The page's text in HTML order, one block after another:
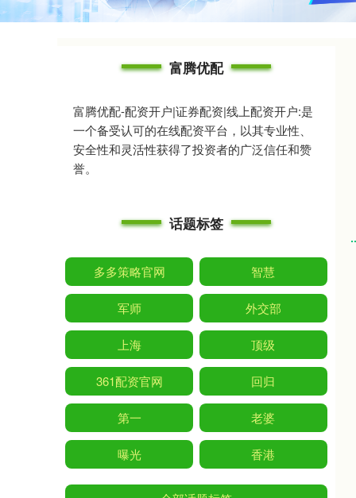
富腾优配
富腾优配-配资开户|证券配资|线上配资开户:是
一个备受认可的在线配资平台，以其专业性、
安全性和灵活性获得了投资者的广泛信任和赞
誉。
话题标签
多多策略官网 智慧
军师 外交部
上海 顶级
361配资官网 回归
第一 老婆
曝光 香港